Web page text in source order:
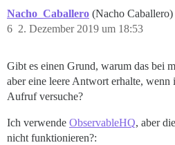
Nacho_Caballero (Nacho Caballero)
2. Dezember 2019 um 18:53
6
Gibt es einen Grund, warum das bei
aber eine leere Antwort erhalte, wenn
Aufruf versuche?
Ich verwende ObservableHQ, aber
nicht funktionieren?: